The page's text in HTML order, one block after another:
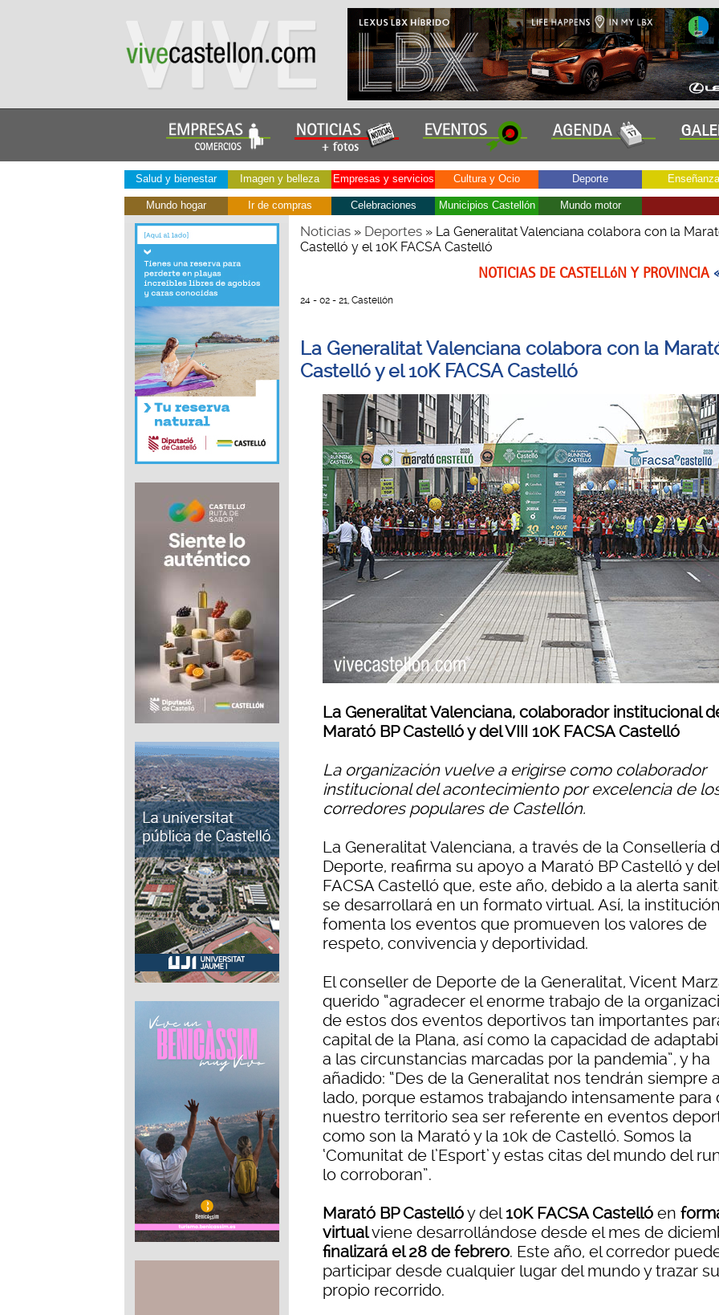
Salud y bienestar Imagen y belleza Empresas y servicios Cultura y Ocio Deporte Enseñanza
Mundo hogar Ir de compras Celebraciones Municipios Castellón Mundo motor
Noticias» Deportes» La Generalitat Valenciana colabora con la
Castelló y el 10K FACSA Castelló
NOTICIAS DE CASTELLóN Y PROVINCIA
24 - 02 - 21, Castellón
La Generalitat Valenciana colabora con la
Castelló y el 10K FACSA Castelló
La Generalitat Valenciana, colaborador institucional
Marató BP Castelló y del VIII 10K FACSA Castelló
La organización vuelve a erigirse como colaborador
institucional del acontecimiento por excelencia de
corredores populares de Castellón.
La Generalitat Valenciana, a través de la Consellería
Deporte, reafirma su apoyo a Marató BP Castelló y
FACSA Castelló que, este año, debido a la alerta
se desarrollará en un formato virtual. Así, la
fomenta los eventos que promueven los valores de
respeto, convivencia y deportividad.
El conseller de Deporte de la Generalitat, Vicent
querido “agradecer el enorme trabajo de la
de estos dos eventos deportivos tan importantes
capital de la Plana, así como la capacidad de
a las circunstancias marcadas por la pandemia”, y ha
añadido: “Des de la Generalitat nos tendrán siempre
lado, porque estamos trabajando intensamente para
nuestro territorio sea ser referente en eventos
como son la Marató y la 10k de Castelló. Somos la
‘Comunitat de l’Esport’ y estas citas del mundo del
lo corroboran”.
Marató BP Castellóy del10K FACSA Castelló en
virtualviene desarrollándose desde el mes de
finalizará el 28 de febrero. Este año, el corredor
participar desde cualquier lugar del mundo y trazar su
propio recorrido.